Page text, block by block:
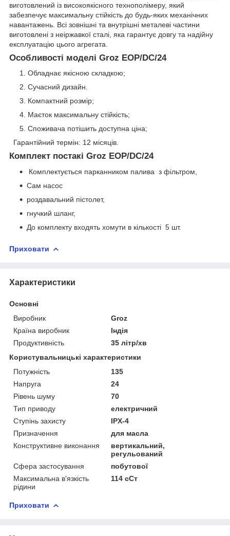
виготовлений із високоякісного технополімеру, який
забезпечує максимальну стійкість до будь-яких механічних
навантажень. Всі зовнішні та внутрішні металеві частини
виготовлені з неіржавкої сталі, яка гарантує довгу та надійну
експлуатацію цього агрегата.
Особливості моделі Groz EOP/DC/24
Обладнає якісною складкою;
Сучасний дизайн.
Компактний розмір;
Маєток максимальну стійкість;
Споживача потішить доступна ціна;
Гарантійний термін: 12 місяців.
Комплект постакi Groz EOP/DC/24
Комплектується парканником палива з фільтром,
Сам насос
роздавальний пістолет,
гнучкий шланг,
До комплекту входять хомути в кількості 5 шт.
Приховати
Характеристики
Основні
Виробник
Groz
Країна виробник
Індія
Продуктивність
35 літр/хв
Користувальницькі характеристики
Потужність
135
Напруга
24
Рівень шуму
70
Тип приводу
електричний
Ступінь захисту
IPX-4
Призначення
для масла
Конструктивне виконання
вертикальний,
регульований
Сфера застосування
побутової
Максимальна в'язкість
рідини
114 сСт
Приховати